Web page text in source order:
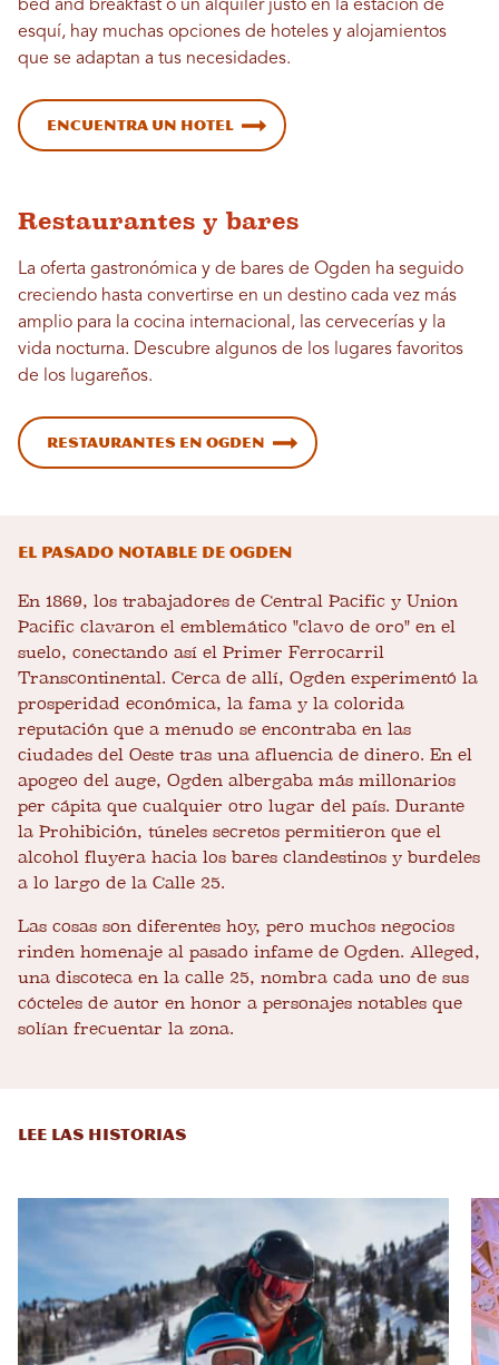
bed and breakfast o un alquiler justo en la estación de
esquí, hay muchas opciones de hoteles y alojamientos
que se adaptan a tus necesidades.
Encuentra un hotel
Restaurantes y bares
La oferta gastronómica y de bares de Ogden ha seguido
creciendo hasta convertirse en un destino cada vez más
amplio para la cocina internacional, las cervecerías y la
vida nocturna. Descubre algunos de los lugares favoritos
de los lugareños.
Restaurantes en Ogden
El pasado notable de Ogden
En 1869, los trabajadores de Central Pacific y Union
Pacific clavaron el emblemático "clavo de oro" en el
suelo, conectando así el Primer Ferrocarril
Transcontinental. Cerca de allí, Ogden experimentó la
prosperidad económica, la fama y la colorida
reputación que a menudo se encontraba en las
ciudades del Oeste tras una afluencia de dinero. En el
apogeo del auge, Ogden albergaba más millonarios
per cápita que cualquier otro lugar del país. Durante
la Prohibición, túneles secretos permitieron que el
alcohol fluyera hacia los bares clandestinos y burdeles
a lo largo de la Calle 25.
Las cosas son diferentes hoy, pero muchos negocios
rinden homenaje al pasado infame de Ogden. Alleged,
una discoteca en la calle 25, nombra cada uno de sus
cócteles de autor en honor a personajes notables que
solían frecuentar la zona.
LEE LAS HISTORIAS